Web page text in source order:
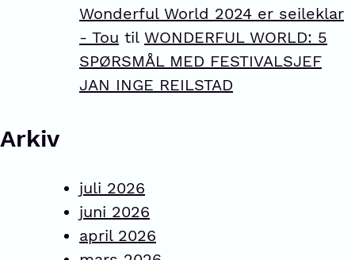
Wonderful World 2024 er seileklar
- Tou til WONDERFUL WORLD: 5
SPØRSMÅL MED FESTIVALSJEF
JAN INGE REILSTAD
Arkiv
juli 2026
juni 2026
april 2026